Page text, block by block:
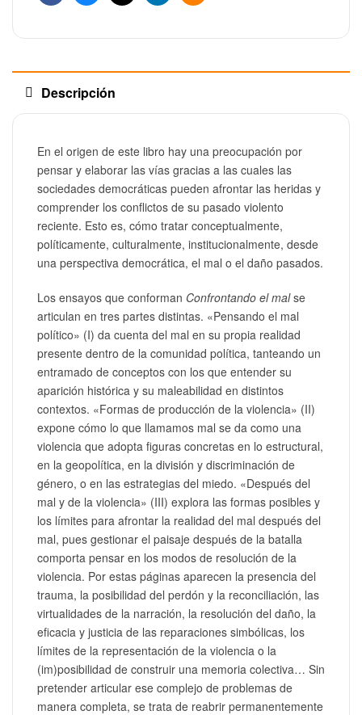
FacebookBlueskyX LinkedinEmail
Descripción
En el origen de este libro hay una preocupación por
pensar y elaborar las vías gracias a las cuales las
sociedades democráticas pueden afrontar las heridas y
comprender los conflictos de su pasado violento
reciente. Esto es, cómo tratar conceptualmente,
políticamente, culturalmente, institucionalmente, desde
una perspectiva democrática, el mal o el daño pasados.
Los ensayos que conforman Confrontando el malse
articulan en tres partes distintas. «Pensando el mal
político» (I) da cuenta del mal en su propia realidad
presente dentro de la comunidad política, tanteando un
entramado de conceptos con los que entender su
aparición histórica y su maleabilidad en distintos
contextos. «Formas de producción de la violencia» (II)
expone cómo lo que llamamos mal se da como una
violencia que adopta figuras concretas en lo estructural,
en la geopolítica, en la división y discriminación de
género, o en las estrategias del miedo. «Después del
mal y de la violencia» (III) explora las formas posibles y
los límites para afrontar la realidad del mal después del
mal, pues gestionar el paisaje después de la batalla
comporta pensar en los modos de resolución de la
violencia. Por estas páginas aparecen la presencia del
trauma, la posibilidad del perdón y la reconciliación, las
virtualidades de la narración, la resolución del daño, la
eficacia y justicia de las reparaciones simbólicas, los
límites de la representación de la violencia o la
(im)posibilidad de construir una memoria colectiva… Sin
pretender articular ese complejo de problemas de
manera completa, se trata de reabrir permanentemente